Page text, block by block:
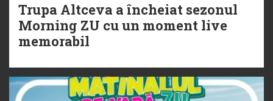
20 Iulie
Torpedoul lui Morar: Theo Rose -
Trupa Altceva a încheiat sezonul
Morning ZU cu un moment live
memorabil